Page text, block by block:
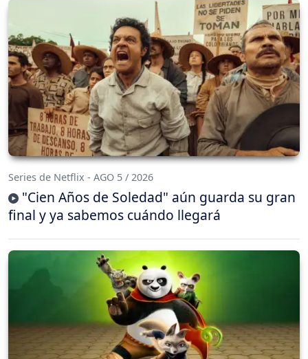
Series de Netflix - AGO 5 / 2026
"Cien Años de Soledad" aún guarda su gran
final y ya sabemos cuándo llegará